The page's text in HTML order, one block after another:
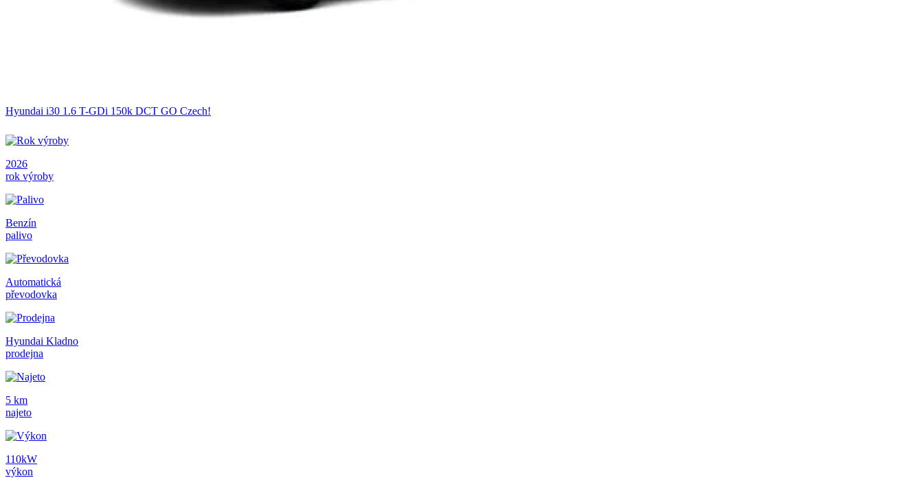
Hyundai i30 1.6 T-GDi 150k DCT GO Czech!
2026
rok výroby
Benzín
palivo
Automatická
převodovka
Hyundai Kladno
prodejna
5 km
najeto
110kW
výkon